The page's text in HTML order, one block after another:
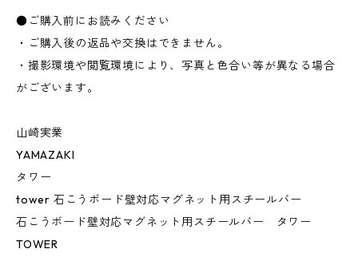
●ご購入前にお読みください
・ご購入後の返品や交換はできません。
・撮影環境や閲覧環境により、写真と色合い等が異なる場合
がございます。
山崎実業
YAMAZAKI
タワー
tower 石こうボード壁対応マグネット用スチールバー
石こうボード壁対応マグネット用スチールバー タワー
TOWER